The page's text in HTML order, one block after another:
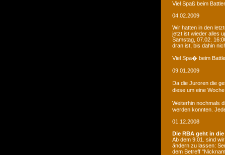
Viel Spaß beim
04.02.2009
Wir hatten in den
jetzt ist wieder alles
Samstag, 07.02.
dran ist, bis dahin
Viel Spa� beim
09.01.2009
Da die Juroren die
diese um eine
Weiterhin nochmals
werden konnten.
01.12.2008
Die RBA geht in
Ab dem 9.01. sind
ändern zu lassen:
dem Betreff